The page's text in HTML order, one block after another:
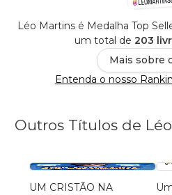
Léo Martins é Medalha Top
um total de 203
Mais sobre
Entenda o nosso
Outros Títulos de
UM CRISTÃO NA